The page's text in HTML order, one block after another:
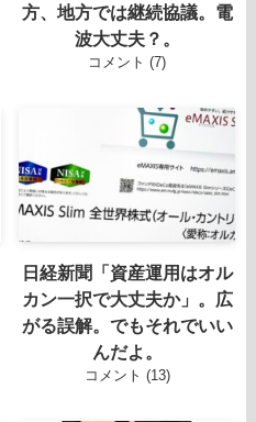
方、地方では継続協議。電
波大丈夫？。
コメント (7)
日経新聞「資産運用はオル
カン一択で大丈夫か」。広
がる誤解。でもそれでいい
んだよ。
コメント (13)